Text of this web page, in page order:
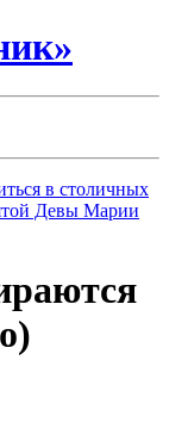
в столичных
Девы Марии